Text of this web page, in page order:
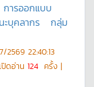
การออกแบบ
บุคลากร
กลุ่ม
2569 22:40:13
ดอ่าน 124 ครั้ง |